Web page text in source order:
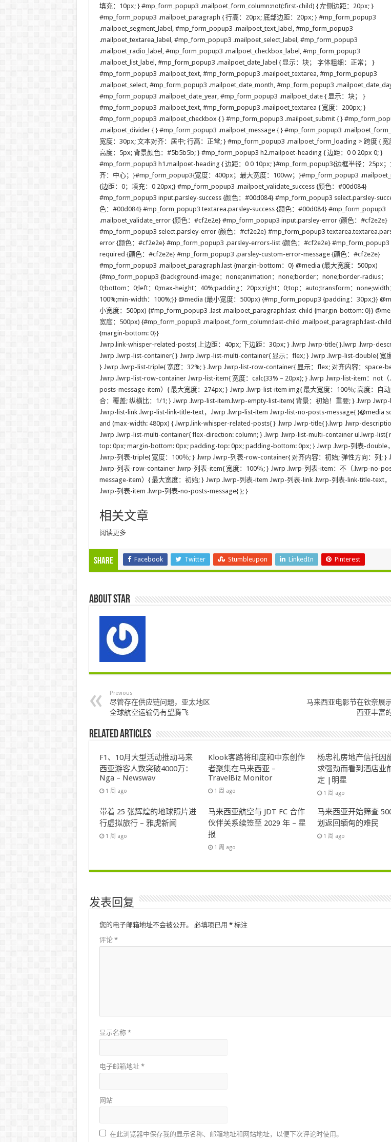
填充：10px; } #mp_form_popup3 .mailpoet_form_column:not(:first-child) { 左侧边距：20px; }
#mp_form_popup3 .mailpoet_paragraph { 行高：20px; 底部边距：20px; } #mp_form_popup3
.mailpoet_segment_label, #mp_form_popup3 .mailpoet_text_label, #mp_form_popup3
.mailpoet_textarea_label, #mp_form_popup3 .mailpoet_select_label, #mp_form_popup3
.mailpoet_radio_label, #mp_form_popup3 .mailpoet_checkbox_label, #mp_form_popup3
.mailpoet_list_label, #mp_form_popup3 .mailpoet_date_label { 显示：块； 字体粗细：正常； }
#mp_form_popup3 .mailpoet_text, #mp_form_popup3 .mailpoet_textarea, #mp_form_popup3
.mailpoet_select, #mp_form_popup3 .mailpoet_date_month, #mp_form_popup3
#mp_form_popup3 .mailpoet_date_year, #mp_form_popup3 .mailpoet_date { 显示：块； }
#mp_form_popup3 .mailpoet_text, #mp_form_popup3 .mailpoet_textarea { 宽度：200px; }
#mp_form_popup3 .mailpoet_checkbox { } #mp_form_popup3 .mailpoet_submit { }
.mailpoet_divider { } #mp_form_popup3 .mailpoet_message { } #mp_form_popup3
宽度：30px; 文本对齐：居中; 行高：正常; } #mp_form_popup3 .mailpoet_form_loading > 跨度 { 宽
高度：5px; 背景颜色：#5b5b5b; } #mp_form_popup3 h2.mailpoet-heading { 边距：0 0 20px 0; }
#mp_form_popup3 h1.mailpoet-heading { 边距：0 0 10px; }#mp_form_popup3{边框半径：25px
齐：中心；}#mp_form_popup3{宽度：400px；最大宽度：100vw；}#mp_form_popup3
{边距：0；填充：0 20px;} #mp_form_popup3 .mailpoet_validate_success {颜色：#00d084}
#mp_form_popup3 input.parsley-success {颜色：#00d084} #mp_form_popup3 select.parsley-
色：#00d084} #mp_form_popup3 textarea.parsley-success {颜色：#00d084} #mp_form_popup3
.mailpoet_validate_error {颜色：#cf2e2e} #mp_form_popup3 input.parsley-error {颜色：#cf2e2e}
#mp_form_popup3 select.parsley-error {颜色：#cf2e2e} #mp_form_popup3
error {颜色：#cf2e2e} #mp_form_popup3 .parsley-errors-list {颜色：#cf2e2e} #mp_form_popup3
required {颜色：#cf2e2e} #mp_form_popup3 .parsley-custom-error-message {颜色：#cf2e2e}
#mp_form_popup3 .mailpoet_paragraph.last {margin-bottom：0} @media (最大宽度：500px)
{#mp_form_popup3 {background-image：none;animation：none;border：none;border-radius：
0;bottom：0;left：0;max-height：40%;padding：20px;right：0;top：auto;transform：none;width
100%;min-width：100%;}} @media (最小宽度：500px) {#mp_form_popup3 {padding：30px;}}
小宽度：500px) {#mp_form_popup3 .last .mailpoet_paragraph:last-child {margin-bottom: 0}}
宽度：500px) {#mp_form_popup3 .mailpoet_form_column:last-child .mailpoet_paragraph:last-child
{margin-bottom: 0}}
.lwrp.link-whisper-related-posts{ 上边距：40px; 下边距：30px; } .lwrp .lwrp-title{ }.lwrp .lwrp-
.lwrp .lwrp-list-container{ } .lwrp .lwrp-list-multi-container{ 显示：flex; } .lwrp .lwrp-list-double{ 宽
} .lwrp .lwrp-list-triple{ 宽度：32%; } .lwrp .lwrp-list-row-container{ 显示：flex; 对齐内容：space-
.lwrp .lwrp-list-row-container .lwrp-list-item{ 宽度：calc(33% – 20px); } .lwrp .lwrp-list-item：not
posts-message-item）{ 最大宽度：274px; } .lwrp .lwrp-list-item img{ 最大宽度：100％; 高度：自
合：覆盖; 纵横比：1/1; } .lwrp .lwrp-list-item.lwrp-empty-list-item{ 背景：初始！重要; } .lwrp
.lwrp-list-link .lwrp-list-link-title-text，.lwrp .lwrp-list-item .lwrp-list-no-posts-message{ }@media
and (max-width: 480px) { .lwrp.link-whisper-related-posts{ } .lwrp .lwrp-title{ }.lwrp .lwrp-
.lwrp .lwrp-list-multi-container{ flex-direction: column; } .lwrp .lwrp-list-multi-container ul.lwrp-list{
top: 0px; margin-bottom: 0px; padding-top: 0px; padding-bottom: 0px; } .lwrp .lwrp-列表-double
.lwrp-列表-triple{ 宽度：100％; } .lwrp .lwrp-列表-row-container{ 对齐内容：初始; 弹性方向：列; }
.lwrp-列表-row-container .lwrp-列表-item{ 宽度：100％; } .lwrp .lwrp-列表-item：不（.lwrp-no-
message-item）{ 最大宽度：初始; } .lwrp .lwrp-列表-item .lwrp-列表-link .lwrp-列表-link-title-text
.lwrp-列表-item .lwrp-列表-no-posts-message{ }; }
相关文章
阅读更多
Share Facebook Twitter Stumbleupon LinkedIn Pinterest
About star
Previous
尽管存在供应链问题，亚太地区
全球航空运输仍有望腾飞
马来西亚电影节在钦奈展
西亚丰富
Related Articles
F1、10月大型活动推动马来
西亚游客人数突破4000万：
Nga – Newswav
1 周 ago
Klook客路将印度和中东创作
者聚集在马来西亚 –
TravelBiz Monitor
1 周 ago
杨忠礼房地产信托因
求强劲而看到酒店业
定 |明星
1 周 ago
带着 25 张辉煌的地球照片进
行虚拟旅行 – 雅虎新闻
1 周 ago
马来西亚航空与 JDT FC 合作
伙伴关系续签至 2029 年 – 星
报
1 周 ago
马来西亚开始筛查
划返回缅甸的难民
1 周 ago
发表回复
您的电子邮箱地址不会被公开。 必填项已用 *标注
评论 *
显示名称 *
电子邮箱地址 *
网站
在此浏览器中保存我的显示名称、邮箱地址和网站地址，以便下次评论时使用。